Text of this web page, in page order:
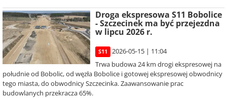
Droga ekspresowa S11 Bobolice
- Szczecinek ma być przejezdna
w lipcu 2026 r.
S11
2026-05-15 | 11:04
Trwa budowa 24 km drogi ekspresowej na
południe od Bobolic, od węzła Bobolice i gotowej ekspresowej obwodnicy
tego miasta, do obwodnicy Szczecinka. Zaawansowanie prac
budowlanych przekracza 65%.